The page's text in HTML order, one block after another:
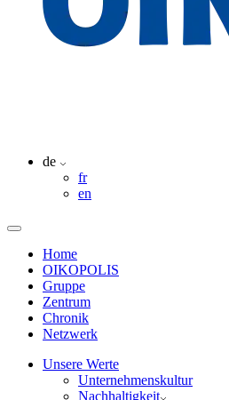
de
fr
en
Home
OIKOPOLIS
Gruppe
Zentrum
Chronik
Netzwerk
Unsere Werte
Unternehmenskultur
Nachhaltigkeit